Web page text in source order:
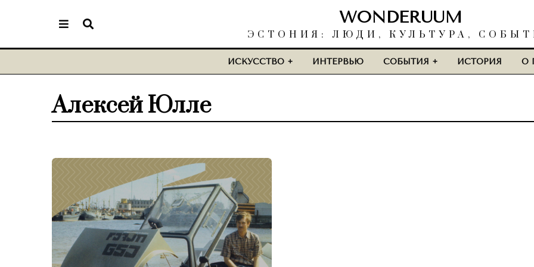
WONDERUUM
ЭСТОНИЯ: ЛЮДИ, КУЛЬТУРА,
ИСКУССТВО ИНТЕРВЬЮ СОБЫТИЯ ИСТОРИЯ О
Алексей Юлле